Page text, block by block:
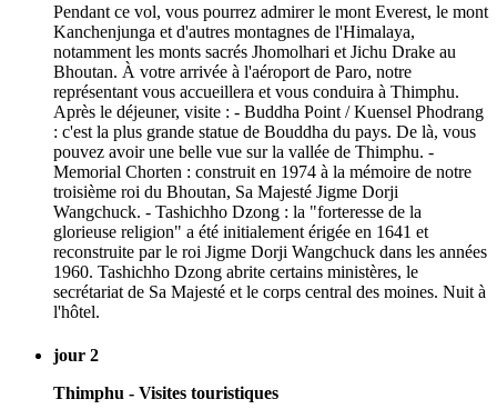
Pendant ce vol, vous pourrez admirer le mont Everest, le mont
Kanchenjunga et d'autres montagnes de l'Himalaya,
notamment les monts sacrés Jhomolhari et Jichu Drake au
Bhoutan. À votre arrivée à l'aéroport de Paro, notre
représentant vous accueillera et vous conduira à Thimphu.
Après le déjeuner, visite : - Buddha Point / Kuensel Phodrang
: c'est la plus grande statue de Bouddha du pays. De là, vous
pouvez avoir une belle vue sur la vallée de Thimphu. -
Memorial Chorten : construit en 1974 à la mémoire de notre
troisième roi du Bhoutan, Sa Majesté Jigme Dorji
Wangchuck. - Tashichho Dzong : la "forteresse de la
glorieuse religion" a été initialement érigée en 1641 et
reconstruite par le roi Jigme Dorji Wangchuck dans les années
1960. Tashichho Dzong abrite certains ministères, le
secrétariat de Sa Majesté et le corps central des moines. Nuit à
l'hôtel.
jour 2
Thimphu - Visites touristiques